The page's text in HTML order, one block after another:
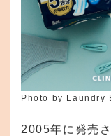
Photo by Laundry
2005年に発売